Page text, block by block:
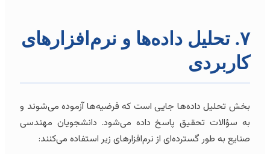
۷. تحلیل داده‌ها و نرم‌افزارهای
کاربردی
بخش تحلیل داده‌ها جایی است که فرضیه‌ها آزموده می‌شوند و
به سؤالات تحقیق پاسخ داده می‌شود. دانشجویان مهندسی
صنایع به طور گسترده‌ای از نرم‌افزارهای زیر استفاده می‌کنند: